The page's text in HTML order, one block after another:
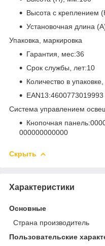
Высота с креплением
Установочная длина
Упаковка, маркировка
Гарантия, мес:36
Срок службы, лет:10
Количество в
EAN13:4600773019993
Система управлением
Кнопочная
000000000000
Скрыть
Характеристики
Основные
Страна производитель
Пользовательские